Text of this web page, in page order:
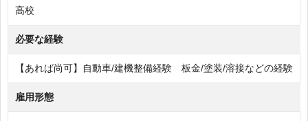
高校
必要な経験
【あれば尚可】自動車/建機整備経験 板金/塗装/溶接などの経験
雇用形態